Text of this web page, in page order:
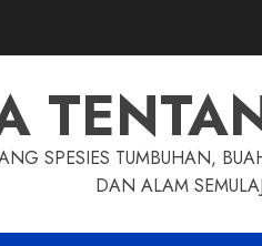
SPESIES TUMBUHAN,
DAN ALAM